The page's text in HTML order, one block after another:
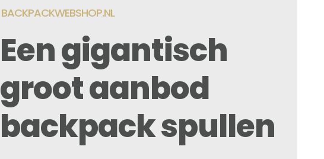
BACKPACKWEBSHOP.NL
Een gigantisch
groot aanbod
backpack spullen